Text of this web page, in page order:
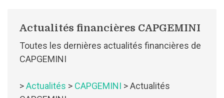
Actualités financières CAPGEMINI
Toutes les dernières actualités financières de
CAPGEMINI
>Actualités > CAPGEMINI > Actualités